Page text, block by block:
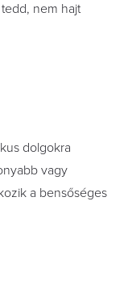
nem hajt
dolgokra
vagy
a bensőséges